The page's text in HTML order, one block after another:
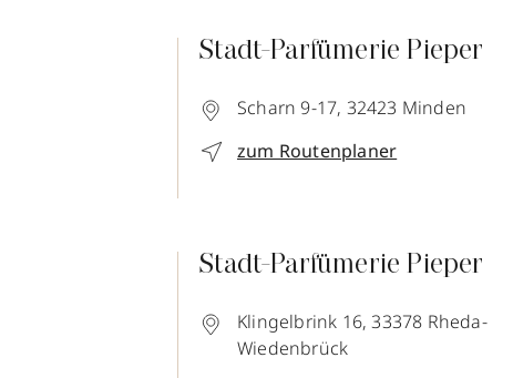
Stadt-Parfümerie Pieper
Scharn 9-17, 32423 Minden
zum Routenplaner
Stadt-Parfümerie Pieper
Klingelbrink 16, 33378 Rheda-
Wiedenbrück